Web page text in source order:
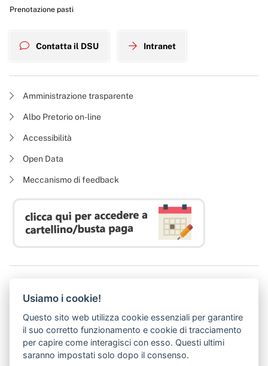
Prenotazione pasti
Contatta il DSU Intranet
Amministrazione trasparente
Albo Pretorio on-line
Accessibilità
Open Data
Meccanismo di feedback
P. I. 05913670484 | C. F. 94164020482
(abilitato alla ricezione di soli messaggi di posta elettronica certificata)
Usiamo i cookie!
Questo sito web utilizza cookie essenziali per garantire
il suo corretto funzionamento e cookie di tracciamento
per capire come interagisci con esso. Questi ultimi
saranno impostati solo dopo il consenso.